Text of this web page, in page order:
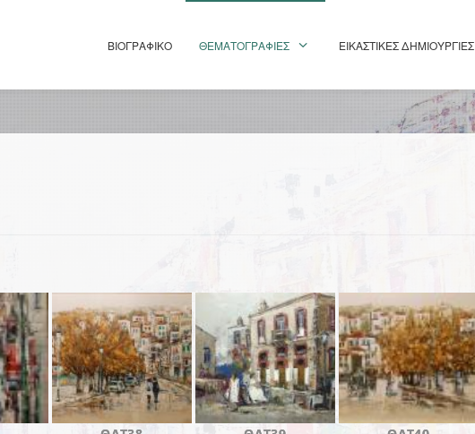
ΒΙΟΓΡΑΦΙΚΟ ΘΕΜΑΤΟΓΡΑΦΙΕΣ ΕΙΚΑΣΤΙΚΕΣ ΔΗΜΙΟΥΡΓΙΕΣ